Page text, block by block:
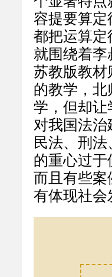
容提要算定
都把运算定
就围绕着
苏教版教材
的教学，
学，但却让
对我国法
民法、刑
的重心过
而且有些案
有体现社会